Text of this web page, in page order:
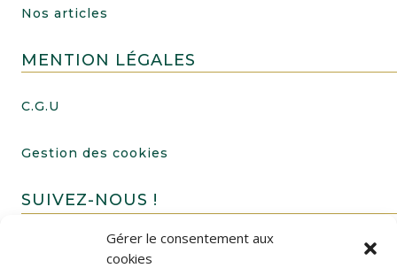
Gérer le consentement aux
cookies
Nos articles
MENTION LÉGALES
C.G.U
Gestion des cookies
SUIVEZ-NOUS !